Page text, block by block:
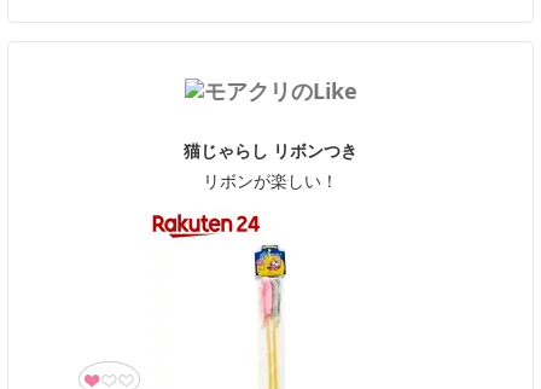
猫じゃらし リボンつき
リボンが楽しい！